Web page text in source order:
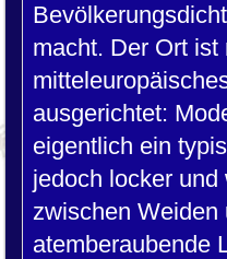
macht. Der Ort
ausgerichtet:
eigentlich ein
jedoch locker
zwischen Weiden
atemberaubende